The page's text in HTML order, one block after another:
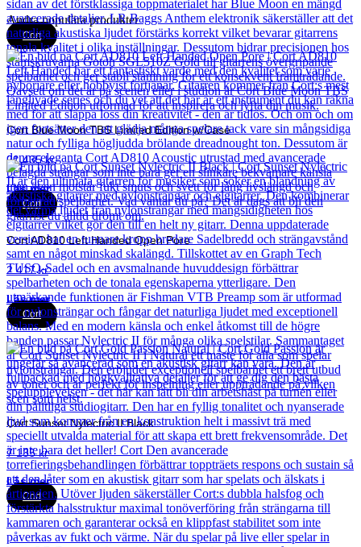
Andra populära produkter
Cort
Cort Blue Moon TBS Limited Edition w/Case
21 435kr
Läs mer
Cort
Cort AD810 Left Handed Open Pore
2 417kr
Läs mer
Cort
Cort Sunset Nylectric II Black
7 135kr
Läs mer
Cort